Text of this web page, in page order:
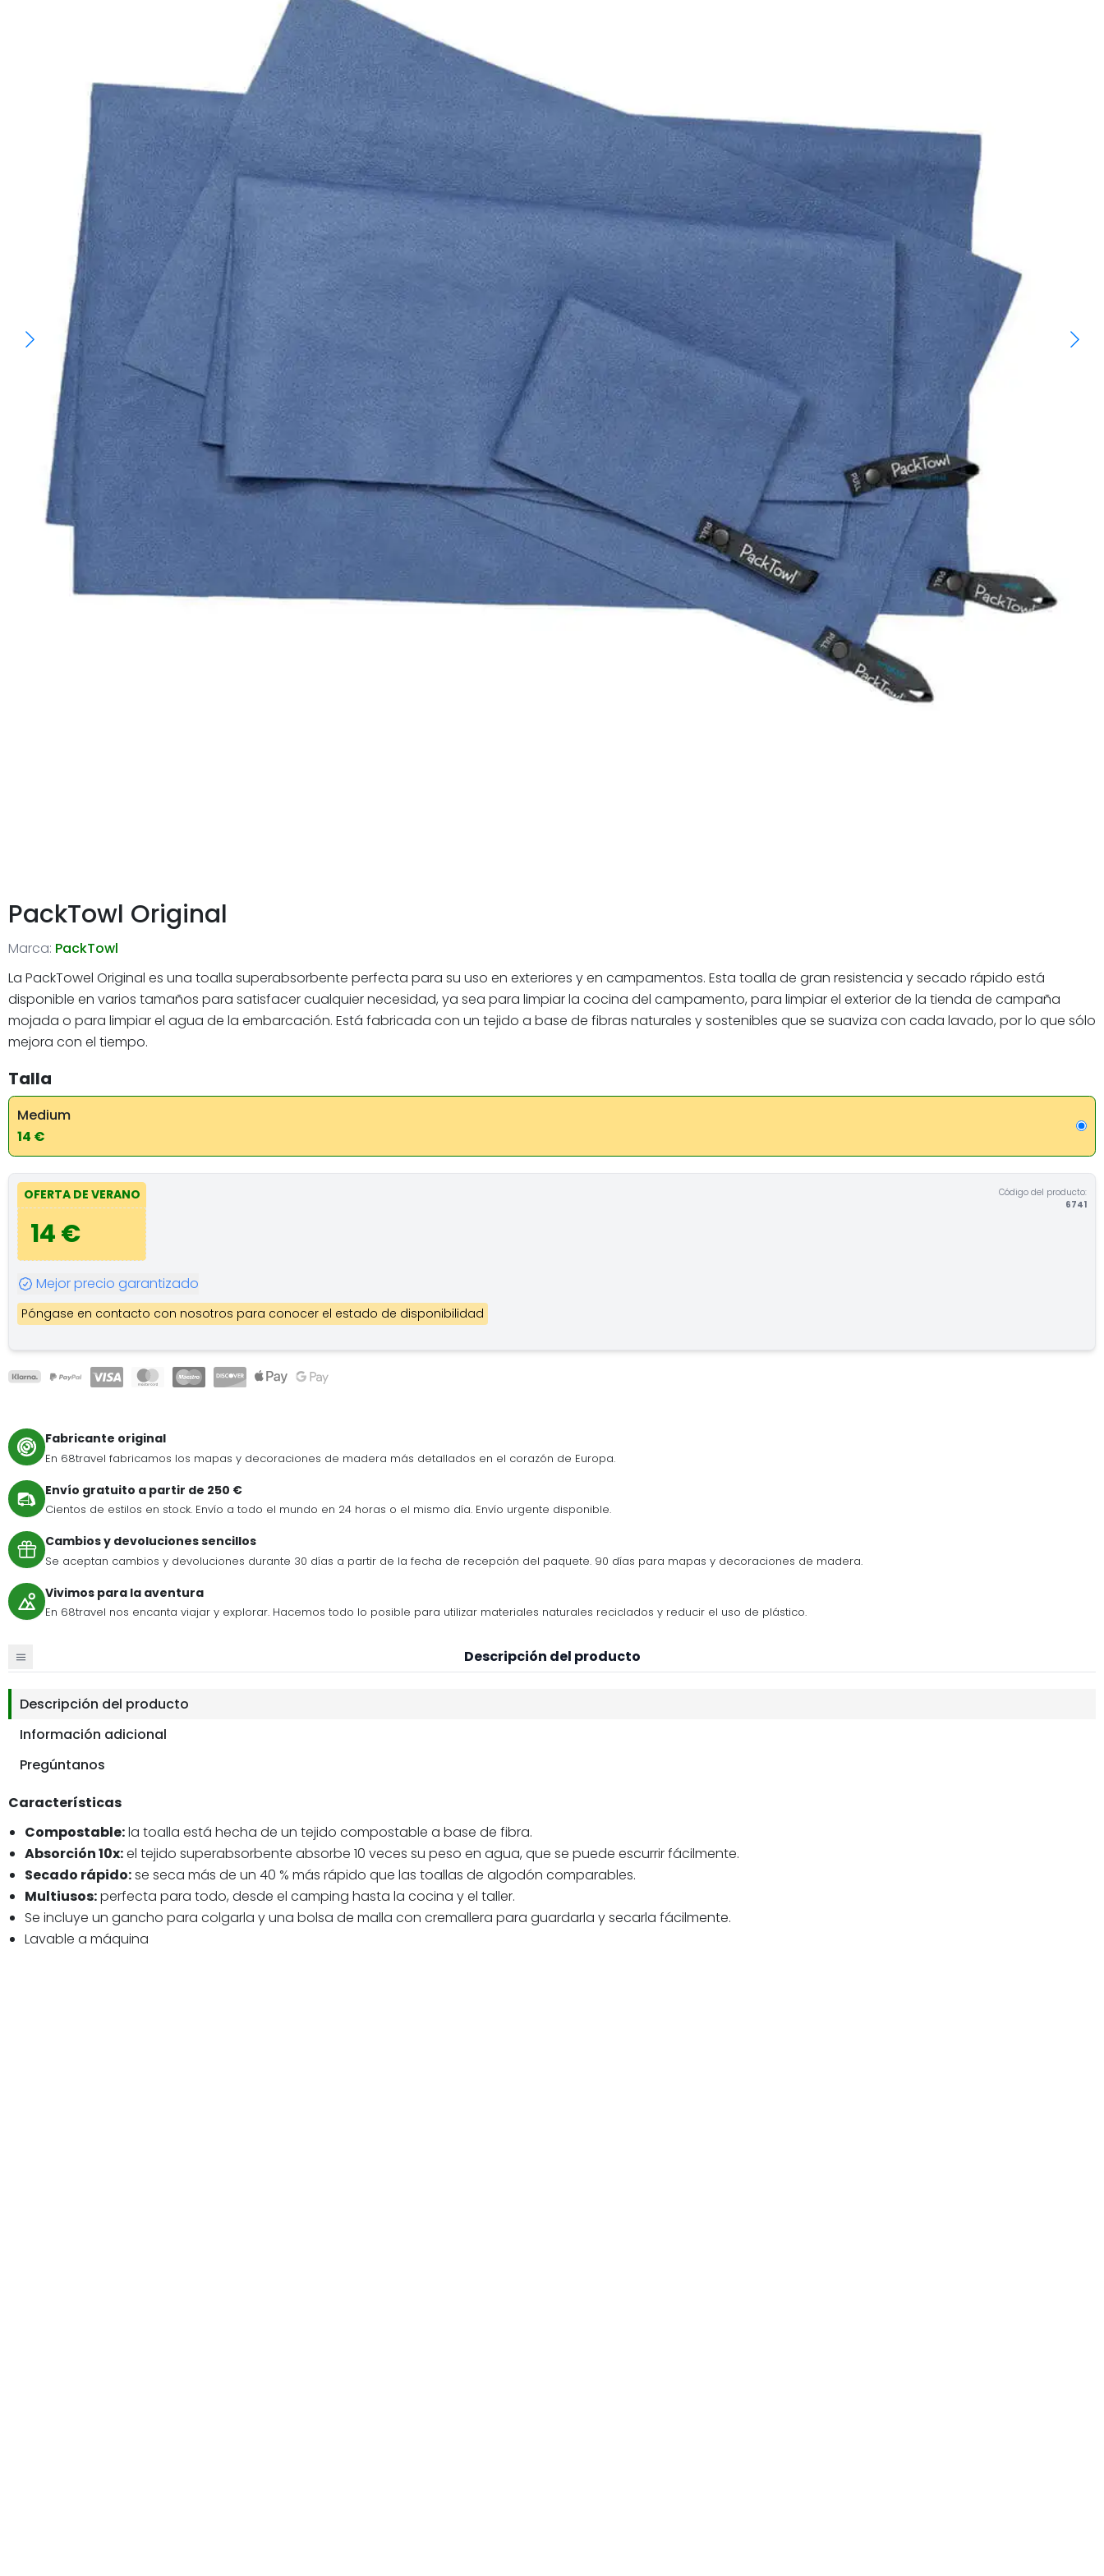
PackTowl Original
Marca: PackTowl
La PackTowel Original es una toalla superabsorbente perfecta para su uso en exteriores y en campamentos. Esta toalla de gran resistencia y secado rápido está
disponible en varios tamaños para satisfacer cualquier necesidad, ya sea para limpiar la cocina del campamento, para limpiar el exterior de la tienda de campaña
mojada o para limpiar el agua de la embarcación. Está fabricada con un tejido a base de fibras naturales y sostenibles que se suaviza con cada lavado, por lo que sólo
mejora con el tiempo.
Talla
Medium
14 €
OFERTA DE VERANO
14 €
Código del producto:
6741
Mejor precio garantizado
Póngase en contacto con nosotros para conocer el estado de disponibilidad
Fabricante original
En 68travel fabricamos los mapas y decoraciones de madera más detallados en el corazón de Europa.
Envío gratuito a partir de 250 €
Cientos de estilos en stock. Envío a todo el mundo en 24 horas o el mismo día. Envío urgente disponible.
Cambios y devoluciones sencillos
Se aceptan cambios y devoluciones durante 30 días a partir de la fecha de recepción del paquete. 90 días para mapas y decoraciones de madera.
Vivimos para la aventura
En 68travel nos encanta viajar y explorar. Hacemos todo lo posible para utilizar materiales naturales reciclados y reducir el uso de plástico.
Descripción del producto
Descripción del producto
Información adicional
Pregúntanos
Características
Compostable:la toalla está hecha de un tejido compostable a base de fibra.
Absorción 10x:el tejido superabsorbente absorbe 10 veces su peso en agua, que se puede escurrir fácilmente.
Secado rápido:se seca más de un 40 % más rápido que las toallas de algodón comparables.
Multiusos:perfecta para todo, desde el camping hasta la cocina y el taller.
Se incluye un gancho para colgarla y una bolsa de malla con cremallera para guardarla y secarla fácilmente.
Lavable a máquina